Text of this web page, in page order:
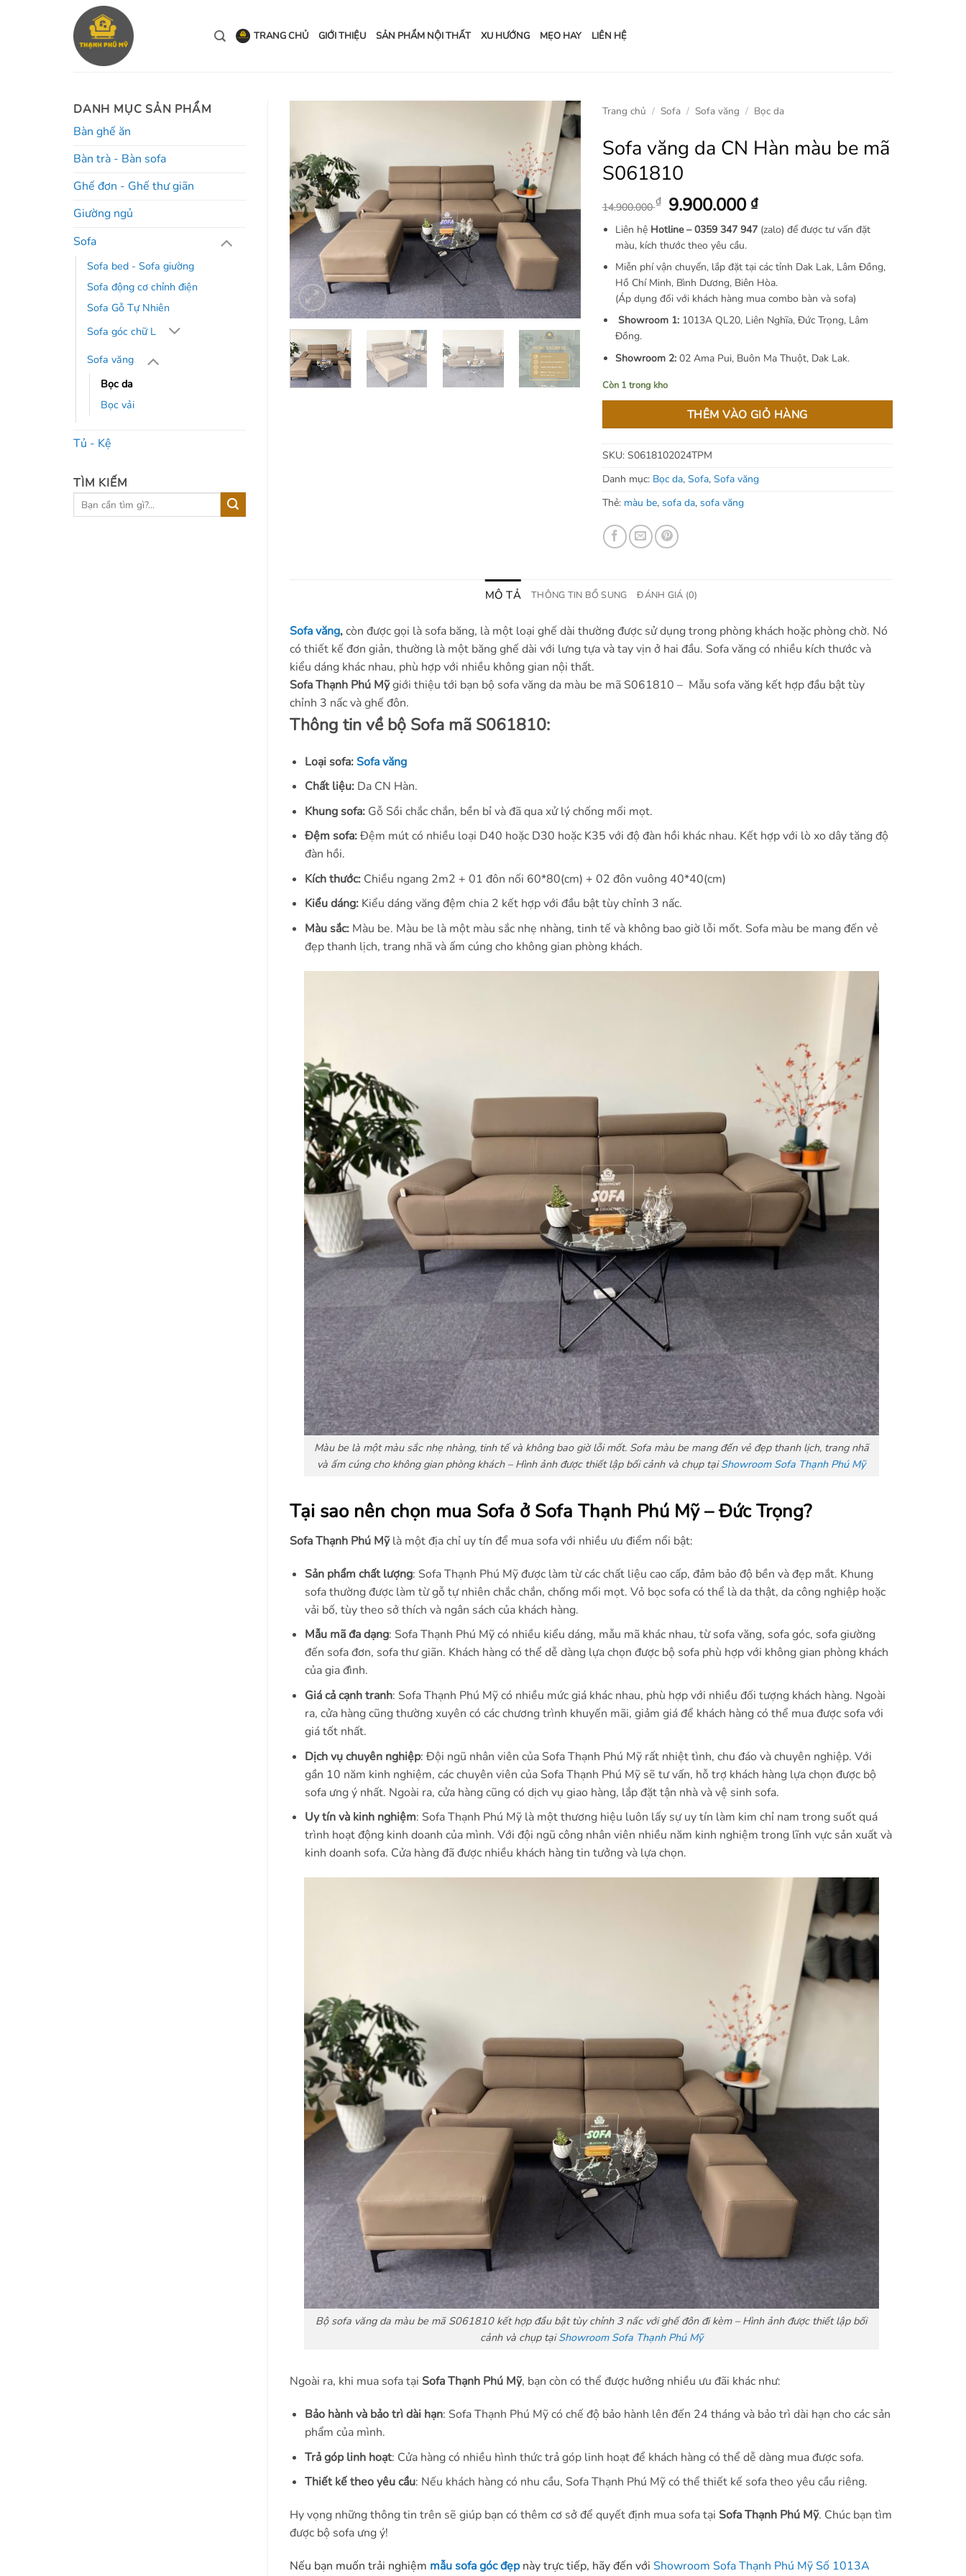
TRANG CHỦ GIỚI THIỆU SẢN PHẨM NỘI THẤT XU HƯỚNG MẸO HAY LIÊN HỆ
DANH MỤC SẢN PHẨM
Bàn ghế ăn
Bàn trà - Bàn sofa
Ghế đơn - Ghế thư giãn
Giường ngủ
Sofa
Sofa bed - Sofa giường
Sofa động cơ chỉnh điện
Sofa Gỗ Tự Nhiên
Sofa góc chữ L
Sofa văng
Bọc da
Bọc vải
Tủ - Kệ
TÌM KIẾM
Tìm
kiếm:
Add to
wishlist
Trang chủ / Sofa / Sofa văng / Bọc da
Sofa văng da CN Hàn màu be mã
S061810
14.900.000₫ Giá
gốc
là:
14.900.000 ₫.
9.900.000 ₫Giá
hiện
tại
9.900.000 ₫.
Liên hệ Hotline – 0359 347 947(zalo) để được tư vấn đặt
màu, kích thước theo yêu cầu.
Miễn phí vận chuyển, lắp đặt tại các tỉnh Dak Lak, Lâm Đồng,
Hồ Chí Minh, Bình Dương, Biên Hòa.
(Áp dụng đối với khách hàng mua combo bàn và sofa)
Showroom 1:1013A QL20, Liên Nghĩa, Đức Trọng, Lâm
Đồng.
Showroom 2:02 Ama Pui, Buôn Ma Thuột, Dak Lak.
Còn 1 trong kho
THÊM VÀO GIỎ HÀNG
SKU: S0618102024TPM
Danh mục: Bọc da, Sofa, Sofa văng
Thẻ: màu be, sofa da, sofa văng
MÔ TẢ THÔNG TIN BỔ SUNG ĐÁNH GIÁ (0)
Sofa văng,còn được gọi là sofa băng, là một loại ghế dài thường được sử dụng trong phòng khách hoặc phòng chờ. Nó
có thiết kế đơn giản, thường là một băng ghế dài với lưng tựa và tay vịn ở hai đầu. Sofa văng có nhiều kích thước và
kiểu dáng khác nhau, phù hợp với nhiều không gian nội thất.
Sofa Thạnh Phú Mỹgiới thiệu tới bạn bộ sofa văng da màu be mã S061810 – Mẫu sofa văng kết hợp đầu bật tùy
chỉnh 3 nấc và ghế đôn.
Thông tin về bộ Sofa mã S061810:
Loại sofa: Sofa văng
Chất liệu:Da CN Hàn.
Khung sofa:Gỗ Sồi chắc chắn, bền bỉ và đã qua xử lý chống mối mọt.
Đệm sofa:Đệm mút có nhiều loại D40 hoặc D30 hoặc K35 với độ đàn hồi khác nhau. Kết hợp với lò xo dây tăng độ
đàn hồi.
Kích thước: Chiều ngang 2m2 + 01 đôn nối 60*80(cm) + 02 đôn vuông 40*40(cm)
Kiểu dáng:Kiểu dáng văng đệm chia 2 kết hợp với đầu bật tùy chỉnh 3 nấc.
Màu sắc:Màu be. Màu be là một màu sắc nhẹ nhàng, tinh tế và không bao giờ lỗi mốt. Sofa màu be mang đến vẻ
đẹp thanh lịch, trang nhã và ấm cúng cho không gian phòng khách.
Màu be là một màu sắc nhẹ nhàng, tinh tế và không bao giờ lỗi mốt. Sofa màu be mang đến vẻ đẹp thanh lịch, trang nhã
và ấm cúng cho không gian phòng khách – Hình ảnh được thiết lập bối cảnh và chụp tạiShowroom Sofa Thạnh Phú Mỹ
Tại sao nên chọn mua Sofa ở Sofa Thạnh Phú Mỹ – Đức Trọng?
Sofa Thạnh Phú Mỹlà một địa chỉ uy tín để mua sofa với nhiều ưu điểm nổi bật:
Sản phẩm chất lượng: Sofa Thạnh Phú Mỹ được làm từ các chất liệu cao cấp, đảm bảo độ bền và đẹp mắt. Khung
sofa thường được làm từ gỗ tự nhiên chắc chắn, chống mối mọt. Vỏ bọc sofa có thể là da thật, da công nghiệp hoặc
vải bố, tùy theo sở thích và ngân sách của khách hàng.
Mẫu mã đa dạng: Sofa Thạnh Phú Mỹ có nhiều kiểu dáng, mẫu mã khác nhau, từ sofa văng, sofa góc, sofa giường
đến sofa đơn, sofa thư giãn. Khách hàng có thể dễ dàng lựa chọn được bộ sofa phù hợp với không gian phòng khách
của gia đình.
Giá cả cạnh tranh: Sofa Thạnh Phú Mỹ có nhiều mức giá khác nhau, phù hợp với nhiều đối tượng khách hàng. Ngoài
ra, cửa hàng cũng thường xuyên có các chương trình khuyến mãi, giảm giá để khách hàng có thể mua được sofa với
giá tốt nhất.
Dịch vụ chuyên nghiệp: Đội ngũ nhân viên của Sofa Thạnh Phú Mỹ rất nhiệt tình, chu đáo và chuyên nghiệp. Với
gần 10 năm kinh nghiệm, các chuyên viên của Sofa Thạnh Phú Mỹ sẽ tư vấn, hỗ trợ khách hàng lựa chọn được bộ
sofa ưng ý nhất. Ngoài ra, cửa hàng cũng có dịch vụ giao hàng, lắp đặt tận nhà và vệ sinh sofa.
Uy tín và kinh nghiệm: Sofa Thạnh Phú Mỹ là một thương hiệu luôn lấy sự uy tín làm kim chỉ nam trong suốt quá
trình hoạt động kinh doanh của mình. Với đội ngũ công nhân viên nhiều năm kinh nghiệm trong lĩnh vực sản xuất và
kinh doanh sofa. Cửa hàng đã được nhiều khách hàng tin tưởng và lựa chọn.
Bộ sofa văng da màu be mã S061810 kết hợp đầu bật tùy chỉnh 3 nấc với ghế đôn đi kèm – Hình ảnh được thiết lập bối
cảnh và chụp tạiShowroom Sofa Thạnh Phú Mỹ
Ngoài ra, khi mua sofa tại Sofa Thạnh Phú Mỹ, bạn còn có thể được hưởng nhiều ưu đãi khác như:
Bảo hành và bảo trì dài hạn: Sofa Thạnh Phú Mỹ có chế độ bảo hành lên đến 24 tháng và bảo trì dài hạn cho các sản
phẩm của mình.
Trả góp linh hoạt: Cửa hàng có nhiều hình thức trả góp linh hoạt để khách hàng có thể dễ dàng mua được sofa.
Thiết kế theo yêu cầu: Nếu khách hàng có nhu cầu, Sofa Thạnh Phú Mỹ có thể thiết kế sofa theo yêu cầu riêng.
Hy vọng những thông tin trên sẽ giúp bạn có thêm cơ sở để quyết định mua sofa tại Sofa Thạnh Phú Mỹ. Chúc bạn tìm
được bộ sofa ưng ý!
Nếu bạn muốn trải nghiệm mẫu sofa góc đẹpnày trực tiếp, hãy đến với Showroom Sofa Thạnh Phú Mỹ Số 1013A